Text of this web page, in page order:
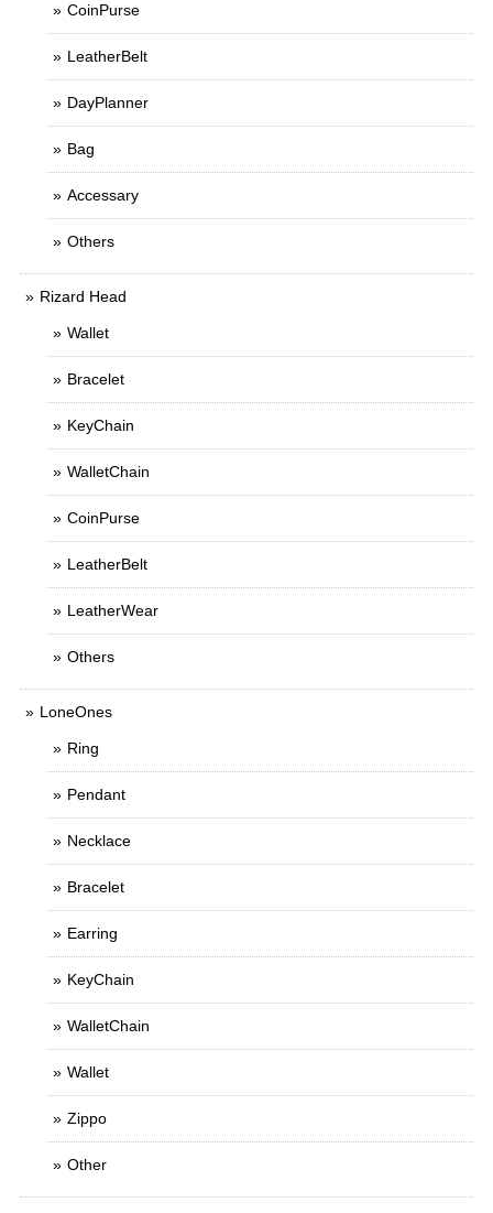
CoinPurse
LeatherBelt
DayPlanner
Bag
Accessary
Others
Rizard Head
Wallet
Bracelet
KeyChain
WalletChain
CoinPurse
LeatherBelt
LeatherWear
Others
LoneOnes
Ring
Pendant
Necklace
Bracelet
Earring
KeyChain
WalletChain
Wallet
Zippo
Other